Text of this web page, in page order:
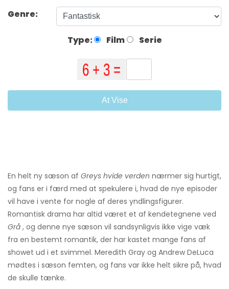
Genre:
Type: Film Serie
At Vise
En helt ny sæson af Greys hvide verden nærmer sig hurtigt,
og fans er i færd med at spekulere i, hvad de nye episoder
vil have i vente for nogle af deres yndlingsfigurer.
Romantisk drama har altid været et af kendetegnene ved
Grå , og denne nye sæson vil sandsynligvis ikke vige væk
fra en bestemt romantik, der har kastet mange fans af
showet ud i et svimmel. Meredith Gray og Andrew DeLuca
mødtes i sæson femten, og fans var ikke helt sikre på, hvad
de skulle tænke.